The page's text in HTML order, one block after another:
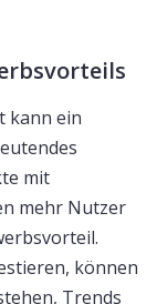
kann ein
mit
mehr Nutzer
können
Trends